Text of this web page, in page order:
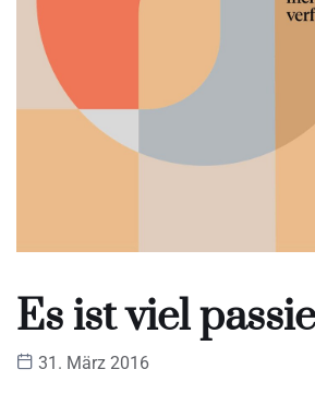
Es ist viel
31. März 2016